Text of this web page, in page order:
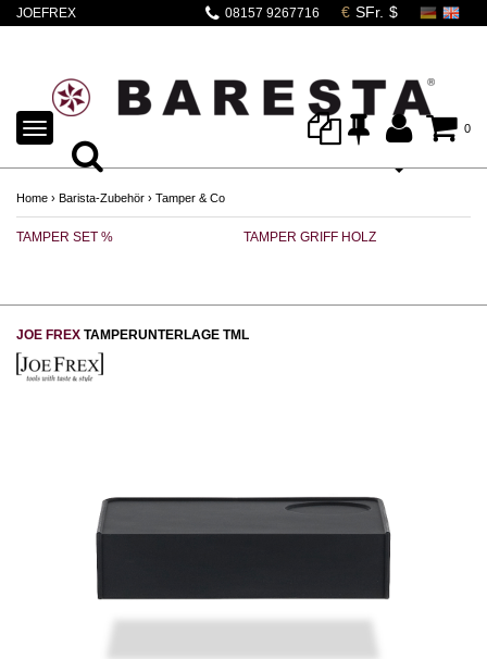
JOEFREX
08157 9267716
0
TOGGLE
NAVIGATION
Home › Barista-Zubehör › Tamper & Co
TAMPER SET % TAMPER GRIFF HOLZ
JOE FREX TAMPERUNTERLAGE TML